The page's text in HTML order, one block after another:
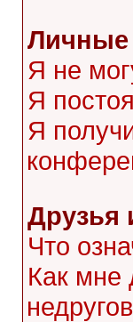
Личные
Я не
Я
Я
Друзья
Что
Как мне